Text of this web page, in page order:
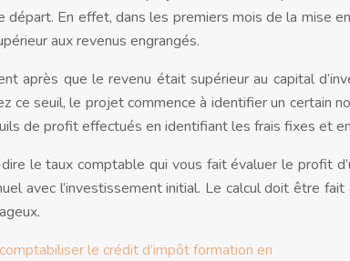
départ. En effet, dans les premiers mois de la mise
aux revenus engrangés.
après que le revenu était supérieur au capital
ce seuil, le projet commence à identifier un certain
de profit effectués en identifiant les frais fixes et
le taux comptable qui vous fait évaluer le profit
avec l’investissement initial. Le calcul doit être
le crédit d’impôt formation en